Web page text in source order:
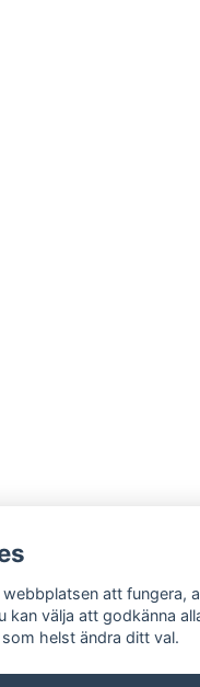
att fungera,
kan välja att godkänna
helst ändra ditt val.